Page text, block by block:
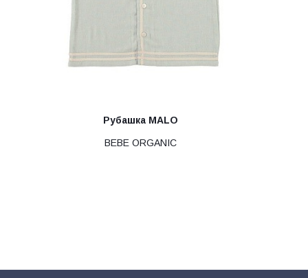
Рубашка MALO
BEBE ORGANIC